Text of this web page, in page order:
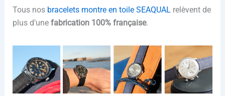
Tous nos bracelets montre en toile SEAQUALrelèvent de
plus d’une fabrication 100% française.